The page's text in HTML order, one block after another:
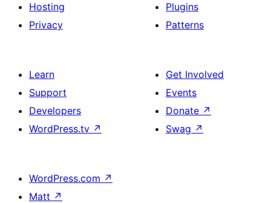
Hosting
Privacy
Plugins
Patterns
Learn
Support
Developers
WordPress.tv ↗
Get Involved
Events
Donate ↗
Swag ↗
WordPress.com ↗
Matt ↗